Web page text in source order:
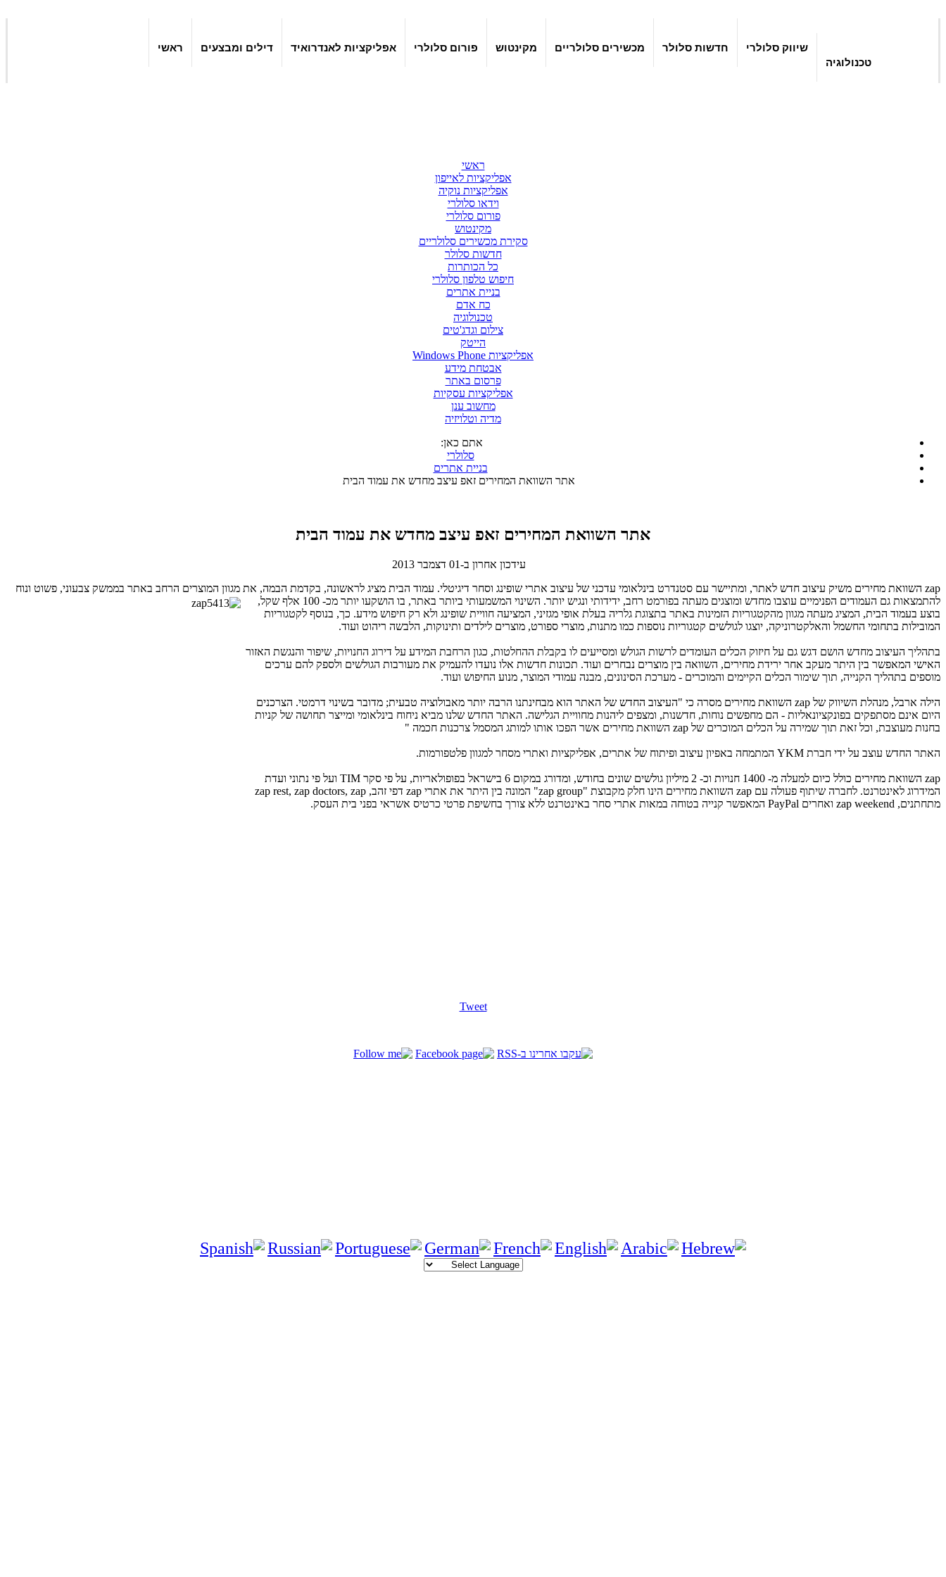
ראשי דילים ומבצעים אפליקציות לאנדרואיד פורום סלולרי מקינטוש מכשירים סלולריים חדשות סלולר
שיווק סלולרי
טכנולוגיה
ראשי
אפליקציות לאייפון
אפליקציות נוקיה
וידאו סלולרי
פורום סלולרי
מקינטוש
סקירת מכשירים סלולריים
חדשות סלולר
כל הכותרות
חיפוש טלפון סלולרי
בניית אתרים
כח אדם
טכנולוגיה
צילום וגדג'טים
הייטק
אפליקציות Windows Phone
אבטחת מידע
פרסום באתר
אפליקציות עסקיות
מחשוב ענן
מדיה וטלויזיה
אתם כאן:
סלולרי
בניית אתרים
אתר השוואת המחירים זאפ עיצב מחדש את עמוד הבית
אתר השוואת המחירים זאפ עיצב מחדש את עמוד הבית
עידכון אחרון ב-01 דצמבר 2013
zap השוואת מחירים משיק עיצוב חדש לאתר, ומתיישר עם סטנדרט בינלאומי עדכני של עיצוב אתרי שופינג וסחר דיגיטלי. עמוד הבית מציג לראשונה, בקדמת הבמה, את מגוון המוצרים הרחב באתר בממשק צבעוני, פשוט ונוח
להתמצאות
גם העמודים הפנימיים עוצבו מחדש ומוצגים מעתה בפורמט רחב, ידידותי ונגיש יותר. השינוי המשמעותי ביותר באתר, בו הושקעו יותר מכ- 100 אלף שקל,
בוצע בעמוד הבית, המציג מעתה מגוון מהקטגוריות הזמינות באתר בתצוגת גלריה בעלת אופי מגזיני, המציעה חוויית שופינג ולא רק חיפוש מידע. כך, בנוסף לקטגוריות
המובילות בתחומי החשמל והאלקטרוניקה, יוצגו לגולשים קטגוריות נוספות כמו מתנות, מוצרי ספורט, מוצרים לילדים ותינוקות, הלבשה ריהוט ועוד.
בתהליך העיצוב מחדש הושם דגש גם על חיזוק הכלים העומדים לרשות הגולש ומסייעים לו בקבלת ההחלטות, כגון הרחבת המידע על דירוג החנויות, שיפור והנגשת האזור
האישי המאפשר בין היתר מעקב אחר ירידת מחירים, השוואה בין מוצרים נבחרים ועוד. תכונות חדשות אלו נועדו להעמיק את מעורבות הגולשים ולספק להם ערכים
מוספים בתהליך הקנייה, תוך שימור הכלים הקיימים והמוכרים - מערכת הסינונים, מבנה עמודי המוצר, מנוע החיפוש ועוד.
הילה ארבל, מנהלת השיווק של zap השוואת מחירים מסרה כי "העיצוב החדש של האתר הוא מבחינתנו הרבה יותר מאבולוציה טבעית; מדובר בשינוי דרמטי. הצרכנים
היום אינם מסתפקים בפונקציונאליות - הם מחפשים נוחות, חדשנות, ומצפים ליהנות מחוויית הגלישה. האתר החדש שלנו מביא ניחוח בינלאומי ומייצר תחושה של קניות
בחנות מעוצבת, וכל זאת תוך שמירה על הכלים המוכרים של zap השוואת מחירים אשר הפכו אותו למותג המסמל צרכנות חכמה "
האתר החדש עוצב על ידי חברת YKM המתמחה באפיון עיצוב ופיתוח של אתרים, אפליקציות ואתרי מסחר למגוון פלטפורמות.
zap השוואת מחירים כולל כיום למעלה מ- 1400 חנויות וכ- 2 מיליון גולשים שונים בחודש, ומדורג במקום 6 בישראל בפופולאריות, על פי סקר TIM ועל פי נתוני ועדת
המידרוג לאינטרנט. לחברה שיתוף פעולה עם zap השוואת מחירים הינו חלק מקבוצת "zap group" המונה בין היתר את אתרי zap דפי זהב, zap rest, zap doctors, zap
מתחתנים, zap weekend ואחרים PayPal המאפשר קנייה בטוחה במאות אתרי סחר באינטרנט ללא צורך בחשיפת פרטי כרטיס אשראי בפני בית העסק.
Tweet